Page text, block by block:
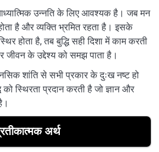
उन्नति के लिए आवश्यक है। जब मन
है और व्यक्ति भ्रमित रहता है। इसके
होता है, तब बुद्धि सही दिशा में काम करती
जीवन के उद्देश्य को समझ पाता है।
शांति से सभी प्रकार के दुःख नष्ट हो
स्थिरता प्रदान करती है जो ज्ञान और
अर्थ